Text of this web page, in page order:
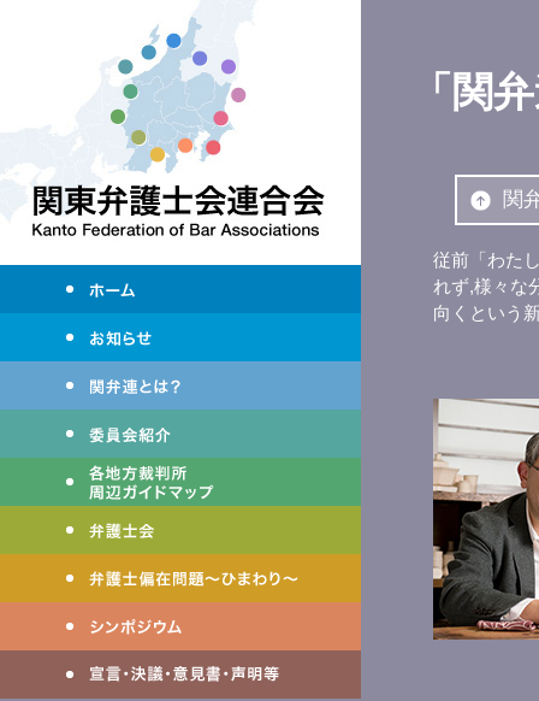
「関
関
従前「わた
れず,様々な
向くという